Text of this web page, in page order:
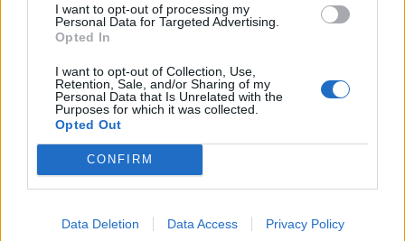
I want to opt-out of processing my
Personal Data for Targeted Advertising.
Opted In
I want to opt-out of Collection, Use,
Retention, Sale, and/or Sharing of my
Personal Data that Is Unrelated with the
Purposes for which it was collected.
Opted Out
CONFIRM
Data Deletion Data Access Privacy Policy
KEDVES OLVASÓNK!
tartozik, melynek olvasása előfizetéses
regisztrációhoz kötött.
Az előfizetés a következőket tartalmazza:
Portfolio.hu teljes cikkarchívum
Kötéslisták: BÉT elmúlt 2 év napon belüli